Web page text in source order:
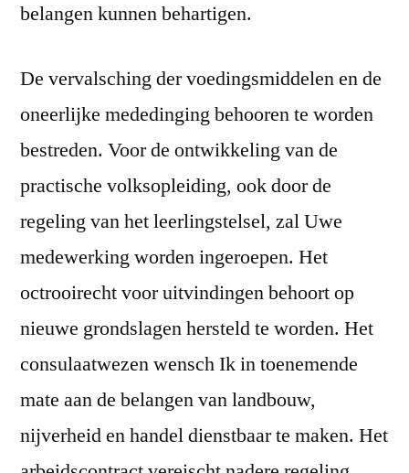
belangen kunnen behartigen.
De vervalsching der voedingsmiddelen en de
oneerlijke mededinging behooren te worden
bestreden. Voor de ontwikkeling van de
practische volksopleiding, ook door de
regeling van het leerlingstelsel, zal Uwe
medewerking worden ingeroepen. Het
octrooirecht voor uitvindingen behoort op
nieuwe grondslagen hersteld te worden. Het
consulaatwezen wensch Ik in toenemende
mate aan de belangen van landbouw,
nijverheid en handel dienstbaar te maken. Het